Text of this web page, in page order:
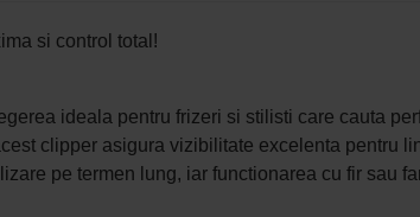
si control total!
ideala pentru frizeri si stilisti care cauta
clipper asigura vizibilitate excelenta pentru
pe termen lung, iar functionarea cu fir sau